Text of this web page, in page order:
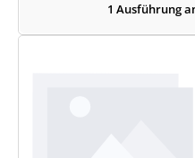
1 Ausführung